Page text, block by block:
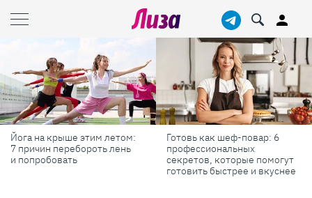
Йога на крыше этим летом:
7 причин перебороть лень
и попробовать
Готовь как шеф-повар: 6
профессиональных
секретов, которые помогут
готовить быстрее и вкуснее